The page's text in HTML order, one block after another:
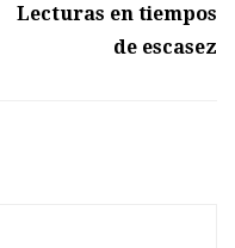
Lecturas en tiempos
de escasez